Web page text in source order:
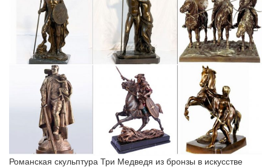
Романская скульптура Три Медведя из бронзы в искусстве